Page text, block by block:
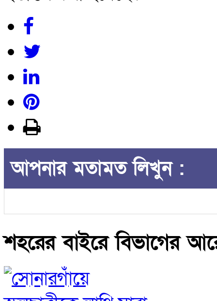
আপনার মতামত লিখুন :
শহরের বাইরে বিভাগের